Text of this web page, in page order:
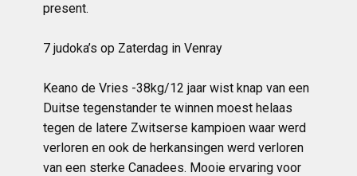
present.
7 judoka’s op Zaterdag in Venray
Keano de Vries -38kg/12 jaar wist knap van een
Duitse tegenstander te winnen moest helaas
tegen de latere Zwitserse kampioen waar werd
verloren en ook de herkansingen werd verloren
van een sterke Canadees. Mooie ervaring voor